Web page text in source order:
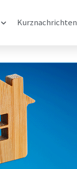
Kurznachrichten